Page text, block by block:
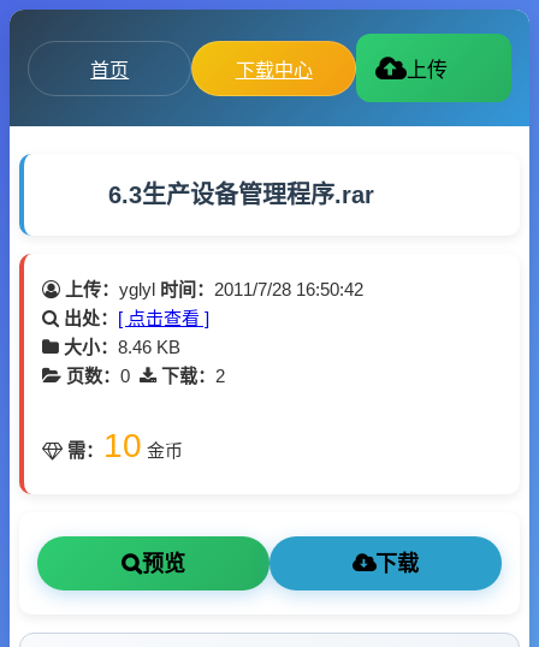
首页 下载中心 上传
6.3生产设备管理程序.rar
上传： yglyl 时间： 2011/7/28 16:50:42
出处： [ 点击查看 ]
大小： 8.46 KB
页数： 0 下载： 2
需： 10 金币
预览 下载